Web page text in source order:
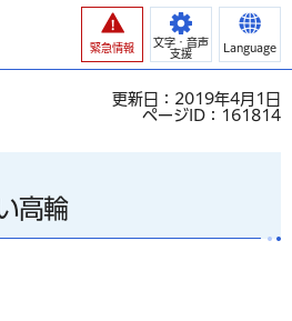
緊急情報
文字・音声
支援
Language
更新日：2019年4月1日
ページID：161814
高輪